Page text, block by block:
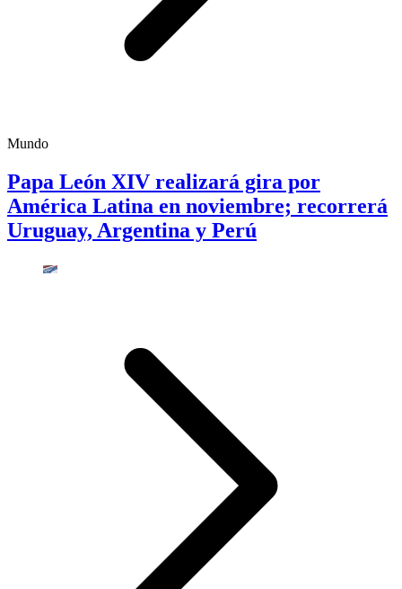
Mundo
Papa León XIV realizará gira por
América Latina en noviembre; recorrerá
Uruguay, Argentina y Perú